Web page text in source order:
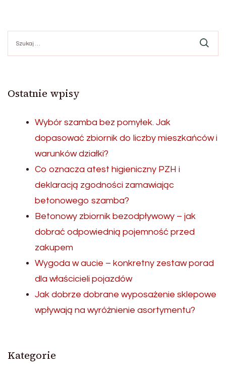
Ostatnie wpisy
Wybór szamba bez pomyłek. Jak
dopasować zbiornik do liczby mieszkańców i
warunków działki?
Co oznacza atest higieniczny PZH i
deklaracją zgodności zamawiając
betonowego szamba?
Betonowy zbiornik bezodpływowy – jak
dobrać odpowiednią pojemność przed
zakupem
Wygoda w aucie – konkretny zestaw porad
dla właścicieli pojazdów
Jak dobrze dobrane wyposażenie sklepowe
wpływają na wyróżnienie asortymentu?
Kategorie